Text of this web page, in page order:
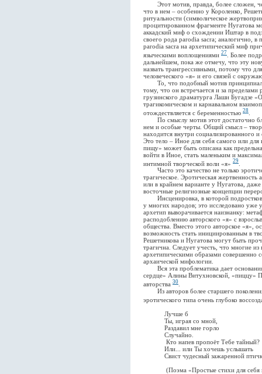
Этот мотив, правда, более сложен,
что в нем – особенно у Короленко,
ритуальности (символическое
процитированном фрагменте Нугатова
аккадский миф о схождении Иштар в
своего рода parodia sacra; аналогично, в
parodia sacra на архетипический миф
языческими воплощениями 27 . Более
дальнейшем, пока же отмечу, что эту
назвать трангрессивными, потому что
человеческого «я» и его связей с
То, что подобный мотив
тому, что он встречается и за
грузинского драматурга Лаши Бугадзе
трагикомическом и карнавальном
отождествляется с беременностью 28
По смыслу мотив этот достаточно
нем и особые черты. Общий смысл –
находится внутри социализированного
Это тело – Иное для себя самого или для
пищу» может быть описана как
войти в Иное, стать маленьким и
интимной творческой воли «я» 29
Часто это качество не только
трагическое. Эротическая жертвенность
или в крайнем варианте у Нугатова,
восточные религиозные концепции
Инсценировка, в которой подростков
у многих народов; это исследовано уже
архетип выворачивается наизнанку:
расподоблению авторского «я» с
общества. Вместо этого авторское «я»,
возможность стать инициированным в
Решетникова и Нугатова могут быть
трагична. Следует учесть, что многие
архетипическими образами совершенно
архаической мифологии.
Вся эта проблематика дает
сердце» Алины Витухновской, «пиццу»
авторства 30
Из авторов более старшего
эротического типа очень глубоко
Лучше б
Ты, играя со мной,
Раздавил мне горло
Случайно.
Кто напев пропоёт Тебе тайный?
Или... или Ты хочешь услышать
Свист чудесный зажаренной
(Поэма «Простые стихи для себя и